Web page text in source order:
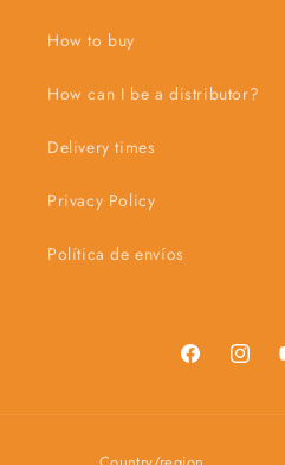
How to buy
How can I be a distributor?
Delivery times
Privacy Policy
Política de envíos
Facebook